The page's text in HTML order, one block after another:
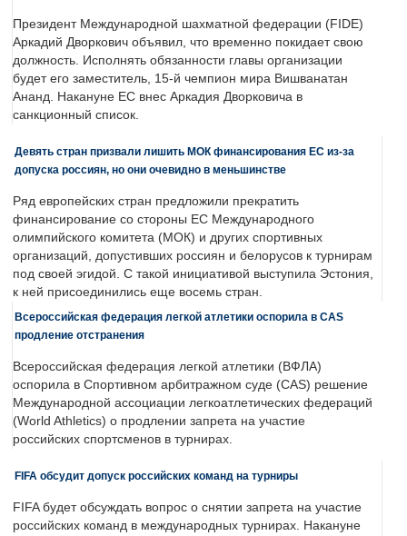
Президент Международной шахматной федерации (FIDE)
Аркадий Дворкович объявил, что временно покидает свою
должность. Исполнять обязанности главы организации
будет его заместитель, 15-й чемпион мира Вишванатан
Ананд. Накануне ЕС внес Аркадия Дворковича в
санкционный список.
Девять стран призвали лишить МОК финансирования ЕС из-за
допуска россиян, но они очевидно в меньшинстве
Ряд европейских стран предложили прекратить
финансирование со стороны ЕС Международного
олимпийского комитета (МОК) и других спортивных
организаций, допустивших россиян и белорусов к турнирам
под своей эгидой. С такой инициативой выступила Эстония,
к ней присоединились еще восемь стран.
Всероссийская федерация легкой атлетики оспорила в CAS
продление отстранения
Всероссийская федерация легкой атлетики (ВФЛА)
оспорила в Спортивном арбитражном суде (CAS) решение
Международной ассоциации легкоатлетических федераций
(World Athletics) о продлении запрета на участие
российских спортсменов в турнирах.
FIFA обсудит допуск российских команд на турниры
FIFA будет обсуждать вопрос о снятии запрета на участие
российских команд в международных турнирах. Накануне